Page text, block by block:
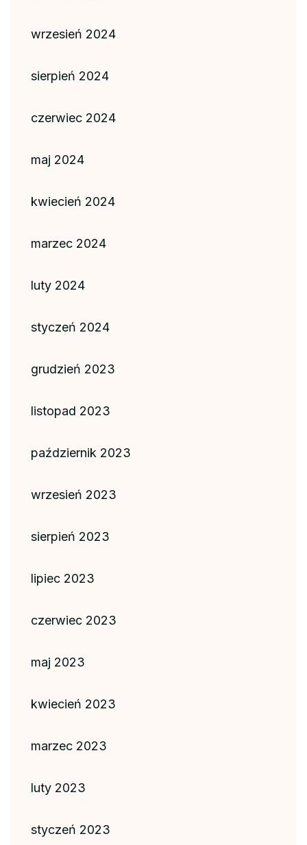
wrzesień 2024
sierpień 2024
czerwiec 2024
maj 2024
kwiecień 2024
marzec 2024
luty 2024
styczeń 2024
grudzień 2023
listopad 2023
październik 2023
wrzesień 2023
sierpień 2023
lipiec 2023
czerwiec 2023
maj 2023
kwiecień 2023
marzec 2023
luty 2023
styczeń 2023